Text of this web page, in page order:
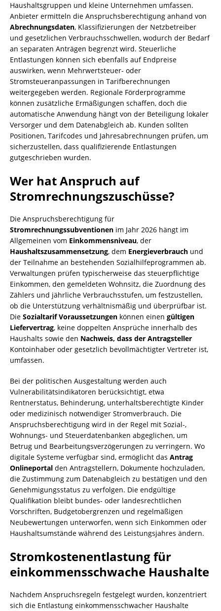
Haushaltsgruppen und kleine Unternehmen umfassen.
Anbieter ermitteln die Anspruchsberechtigung anhand von
Abrechnungsdaten, Klassifizierungen der Netzbetreiber
und gesetzlichen Verbrauchsschwellen, wodurch der Bedarf
an separaten Anträgen begrenzt wird. Steuerliche
Entlastungen können sich ebenfalls auf Endpreise
auswirken, wenn Mehrwertsteuer- oder
Stromsteueranpassungen in Tarifberechnungen
weitergegeben werden. Regionale Förderprogramme
können zusätzliche Ermäßigungen schaffen, doch die
automatische Anwendung hängt von der Beteiligung lokaler
Versorger und dem Datenabgleich ab. Kunden sollten
Positionen, Tarifcodes und Jahresabrechnungen prüfen, um
sicherzustellen, dass qualifizierende Entlastungen
gutgeschrieben wurden.
Wer hat Anspruch auf
Stromrechnungszuschüsse?
Die Anspruchsberechtigung für
Stromrechnungssubventionen im Jahr 2026 hängt im
Allgemeinen vom Einkommensniveau, der
Haushaltszusammensetzung, dem Energieverbrauch und
der Teilnahme an bestehenden Sozialhilfeprogrammen ab.
Verwaltungen prüfen typischerweise das steuerpflichtige
Einkommen, den gemeldeten Wohnsitz, die Zuordnung des
Zählers und jährliche Verbrauchsstufen, um festzustellen,
ob die Unterstützung verhältnismäßig und überprüfbar ist.
Die Sozialtarif Voraussetzungen können einen gültigen
Liefervertrag, keine doppelten Ansprüche innerhalb des
Haushalts sowie den Nachweis, dass der Antragsteller
Kontoinhaber oder gesetzlich bevollmächtigter Vertreter ist,
umfassen.
Bei der politischen Ausgestaltung werden auch
Vulnerabilitätsindikatoren berücksichtigt, etwa
Rentnerstatus, Behinderung, unterhaltsberechtigte Kinder
oder medizinisch notwendiger Stromverbrauch. Die
Anspruchsberechtigung wird in der Regel mit Sozial-,
Wohnungs- und Steuerdatenbanken abgeglichen, um
Betrug und Bearbeitungsverzögerungen zu verringern. Wo
digitale Systeme verfügbar sind, ermöglicht das Antrag
Onlineportal den Antragstellern, Dokumente hochzuladen,
die Zustimmung zum Datenabgleich zu bestätigen und den
Genehmigungsstatus zu verfolgen. Die endgültige
Qualifikation bleibt bundes- oder landesrechtlichen
Vorschriften, Budgetobergrenzen und regelmäßigen
Neubewertungen unterworfen, wenn sich Einkommen oder
Haushaltsumstände während des Leistungsjahres ändern.
Stromkostenentlastung für
einkommensschwache Haushalte
Nachdem Anspruchsregeln festgelegt wurden, konzentriert
sich die Entlastung einkommensschwacher Haushalte